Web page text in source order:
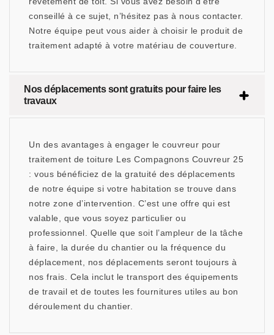
conseillé à ce sujet, n’hésitez pas à nous contacter.
Notre équipe peut vous aider à choisir le produit de
traitement adapté à votre matériau de couverture.
Nos déplacements sont gratuits pour faire les
travaux
Un des avantages à engager le couvreur pour
traitement de toiture Les Compagnons Couvreur 25
: vous bénéficiez de la gratuité des déplacements
de notre équipe si votre habitation se trouve dans
notre zone d’intervention. C’est une offre qui est
valable, que vous soyez particulier ou
professionnel. Quelle que soit l’ampleur de la tâche
à faire, la durée du chantier ou la fréquence du
déplacement, nos déplacements seront toujours à
nos frais. Cela inclut le transport des équipements
de travail et de toutes les fournitures utiles au bon
déroulement du chantier.